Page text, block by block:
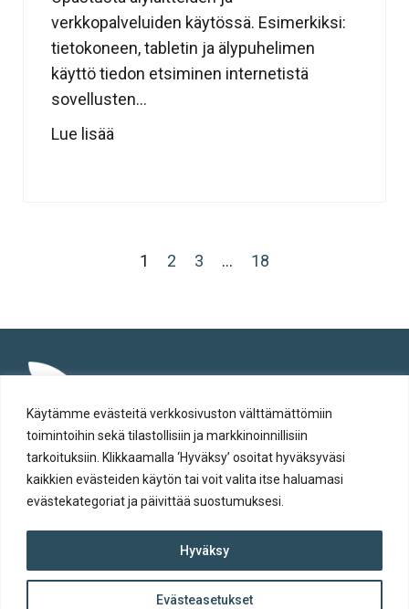
Käytämme evästeitä verkkosivuston välttämättömiin
toimintoihin sekä tilastollisiin ja markkinoinnillisiin
tarkoituksiin. Klikkaamalla ‘Hyväksy’ osoitat hyväksyväsi
kaikkien evästeiden käytön tai voit valita itse haluamasi
evästekategoriat ja päivittää suostumuksesi.
Evästeasetukset
Hyväksy
verkkopalveluiden käytössä. Esimerkiksi:
tietokoneen, tabletin ja älypuhelimen
käyttö tiedon etsiminen internetistä
sovellusten...
Lue lisää
1 2 3 … 18
Saavutettavuusseloste